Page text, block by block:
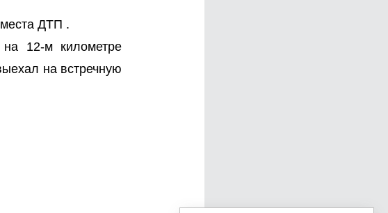
ДТП .
12-м километре
на встречную